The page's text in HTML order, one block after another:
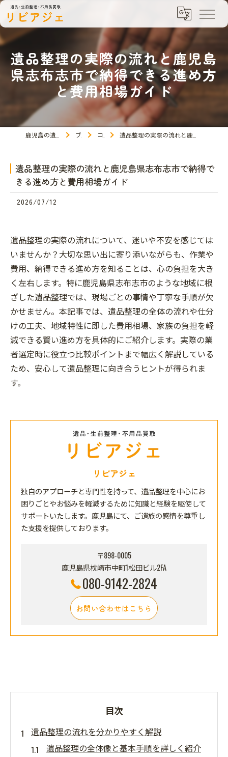
遺品整理の実際の流れと鹿児島
県志布志市で納得できる進め方
と費用相場ガイド
ブログ コラム 遺品整理の実際の流れと鹿児島県志布志市で納得できる進め方と費用相場ガイド
遺品整理の実際の流れと鹿児島県志布志市で納得で
きる進め方と費用相場ガイド
2026/07/12
遺品整理の実際の流れについて、迷いや不安を感じては
いませんか？大切な思い出に寄り添いながらも、作業や
費用、納得できる進め方を知ることは、心の負担を大き
く左右します。特に鹿児島県志布志市のような地域に根
ざした遺品整理では、現場ごとの事情や丁寧な手順が欠
かせません。本記事では、遺品整理の全体の流れや仕分
けの工夫、地域特性に即した費用相場、家族の負担を軽
減できる賢い進め方を具体的にご紹介します。実際の業
者選定時に役立つ比較ポイントまで幅広く解説している
ため、安心して遺品整理に向き合うヒントが得られま
す。
リビアジェ
独自のアプローチと専門性を持って、遺品整理を中心にお
困りごとやお悩みを軽減するために知識と経験を駆使して
サポートいたします。鹿児島にて、ご遺族の感情を尊重し
た支援を提供しております。
〒898-0005
鹿児島県枕崎市中町1松田ビル2FA
080-9142-2824
お問い合わせはこちら
目次
遺品整理の流れを分かりやすく解説
遺品整理の全体像と基本手順を詳しく紹介